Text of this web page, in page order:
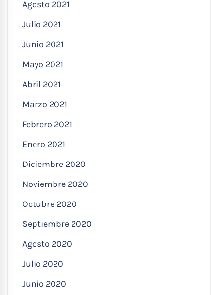
Agosto 2021
Julio 2021
Junio 2021
Mayo 2021
Abril 2021
Marzo 2021
Febrero 2021
Enero 2021
Diciembre 2020
Noviembre 2020
Octubre 2020
Septiembre 2020
Agosto 2020
Julio 2020
Junio 2020